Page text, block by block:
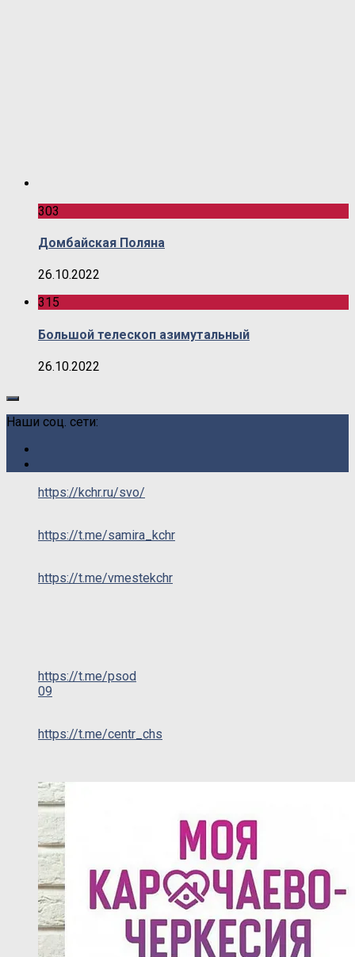
303
Домбайская Поляна
26.10.2022
315
Большой телескоп азимутальный
26.10.2022
Наши соц. сети:
https://kchr.ru/svo/
https://t.me/samira_kchr
https://t.me/vmestekchr
https://t.me/psod
09
https://t.me/centr_chs